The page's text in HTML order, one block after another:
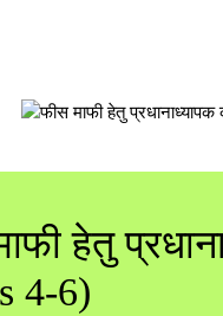
हेतु
4-6)